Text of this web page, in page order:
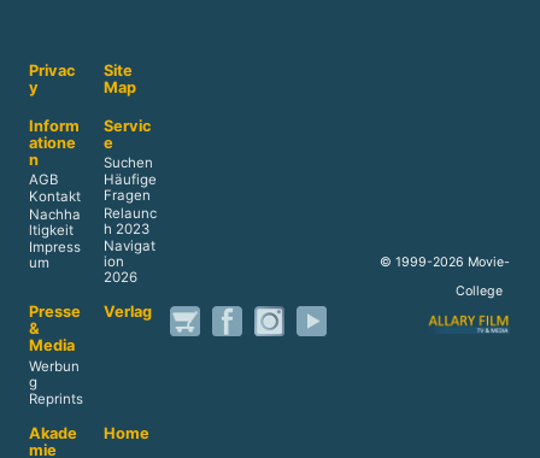
Privac
y
Site
Map
Inform
atione
n
AGB
Kontakt
Nachha
ltigkeit
Impress
um
Servic
e
Suchen
Häufige
Fragen
Relaunc
h 2023
Navigat
ion
2026
Presse
&
Media
Werbun
g
Reprints
Verlag
Akade
mie
Home
© 1999-2026 Movie-
College